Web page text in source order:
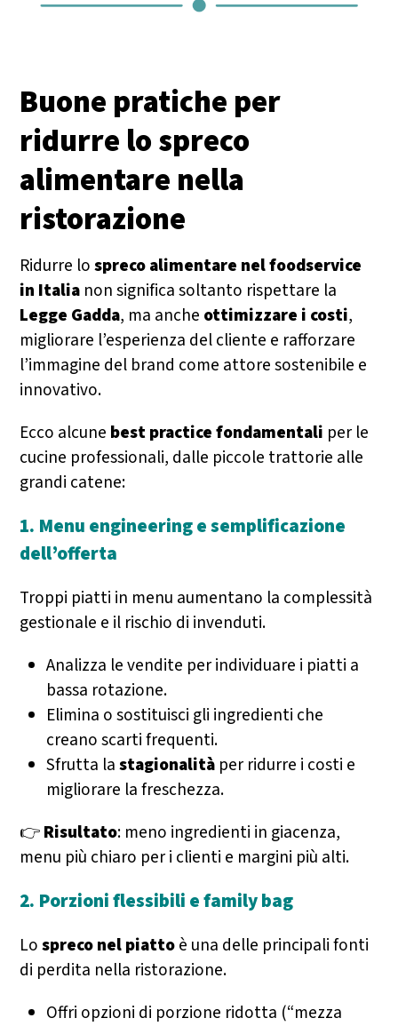
Buone pratiche per
ridurre lo spreco
alimentare nella
ristorazione
Ridurre lospreco alimentare nel foodservice
in Italia non significa soltanto rispettare la
Legge Gadda, ma anche ottimizzare i costi,
migliorare l’esperienza del cliente e rafforzare
l’immagine del brand come attore sostenibile e
innovativo.
Ecco alcune best practice fondamentali per le
cucine professionali, dalle piccole trattorie alle
grandi catene:
1. Menu engineering e semplificazione
dell’offerta
Troppi piatti in menu aumentano la complessità
gestionale e il rischio di invenduti.
Analizza le vendite per individuare i piatti a
bassa rotazione.
Elimina o sostituisci gli ingredienti che
creano scarti frequenti.
Sfrutta lastagionalità per ridurre i costi e
migliorare la freschezza.
👉Risultato: meno ingredienti in giacenza,
menu più chiaro per i clienti e margini più alti.
2. Porzioni flessibili e family bag
Lospreco nel piattoè una delle principali fonti
di perdita nella ristorazione.
Offri opzioni di porzione ridotta (“mezza